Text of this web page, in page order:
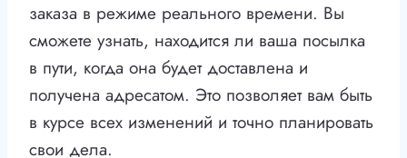
заказа в режиме реального времени. Вы
сможете узнать, находится ли ваша посылка
в пути, когда она будет доставлена и
получена адресатом. Это позволяет вам быть
в курсе всех изменений и точно планировать
свои дела.